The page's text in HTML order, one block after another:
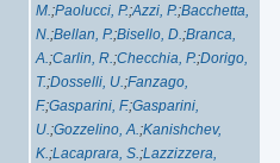
M.;Paolucci, P.;Azzi, P.;Bacchetta,
N.;Bellan, P.;Bisello, D.;Branca,
A.;Carlin, R.;Checchia, P.;Dorigo,
T.;Dosselli, U.;Fanzago,
F.;Gasparini, F.;Gasparini,
U.;Gozzelino, A.;Kanishchev,
K.;Lacaprara, S.;Lazzizzera,